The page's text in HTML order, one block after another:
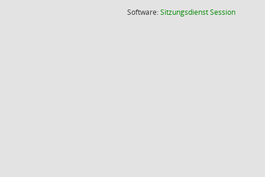
Software:SitzungsdienstSession(Wird in